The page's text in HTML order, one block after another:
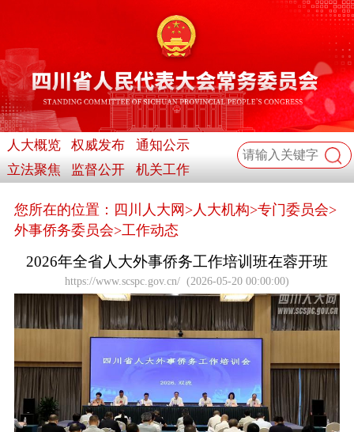
人大概览 权威发布
通知公示
立法聚焦
监督公开 机关工作
您所在的位置： 四川人大网 >人大机构>专门委员会>
外事侨务委员会>工作动态
2026年全省人大外事侨务工作培训班在蓉开班
https://www.scspc.gov.cn/ (2026-05-20 00:00:00)